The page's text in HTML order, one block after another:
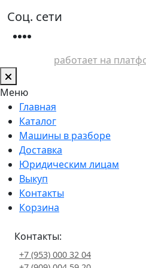
Соц. сети
работает на
Меню
Главная
Каталог
Машины в разборе
Доставка
Юридическим лицам
Выкуп
Контакты
Корзина
Контакты:
+7 (953) 000 32 04